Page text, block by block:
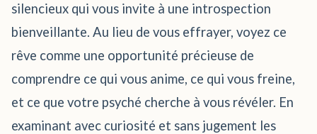
silencieux qui vous invite à une introspection
bienveillante. Au lieu de vous effrayer, voyez ce
rêve comme une opportunité précieuse de
comprendre ce qui vous anime, ce qui vous freine,
et ce que votre psyché cherche à vous révéler. En
examinant avec curiosité et sans jugement les